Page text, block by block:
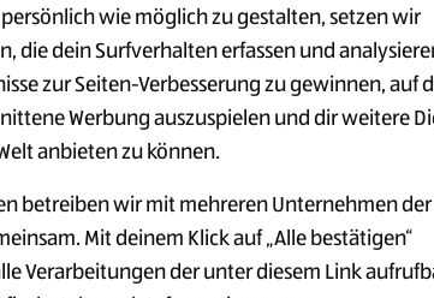
EINSATZORT
wie möglich zu gestalten, setzen wir
die dein Surfverhalten erfassen und
zur Seiten-Verbesserung zu gewinnen, auf
Werbung auszuspielen und dir weitere
anbieten zu können.
betreiben wir mit mehreren Unternehmen der
Mit deinem Klick auf „Alle bestätigen“
Verarbeitungen der unter diesem Link